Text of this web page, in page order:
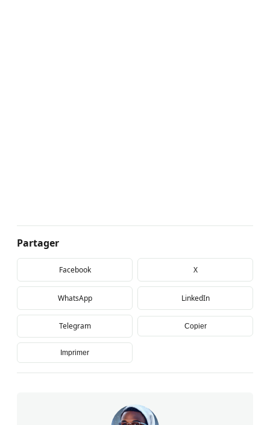
Partager
Facebook X
WhatsApp LinkedIn
Telegram Copier
Imprimer